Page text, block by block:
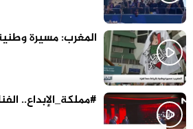
المغرب: مسيرة
#مملكة_الإبداع..